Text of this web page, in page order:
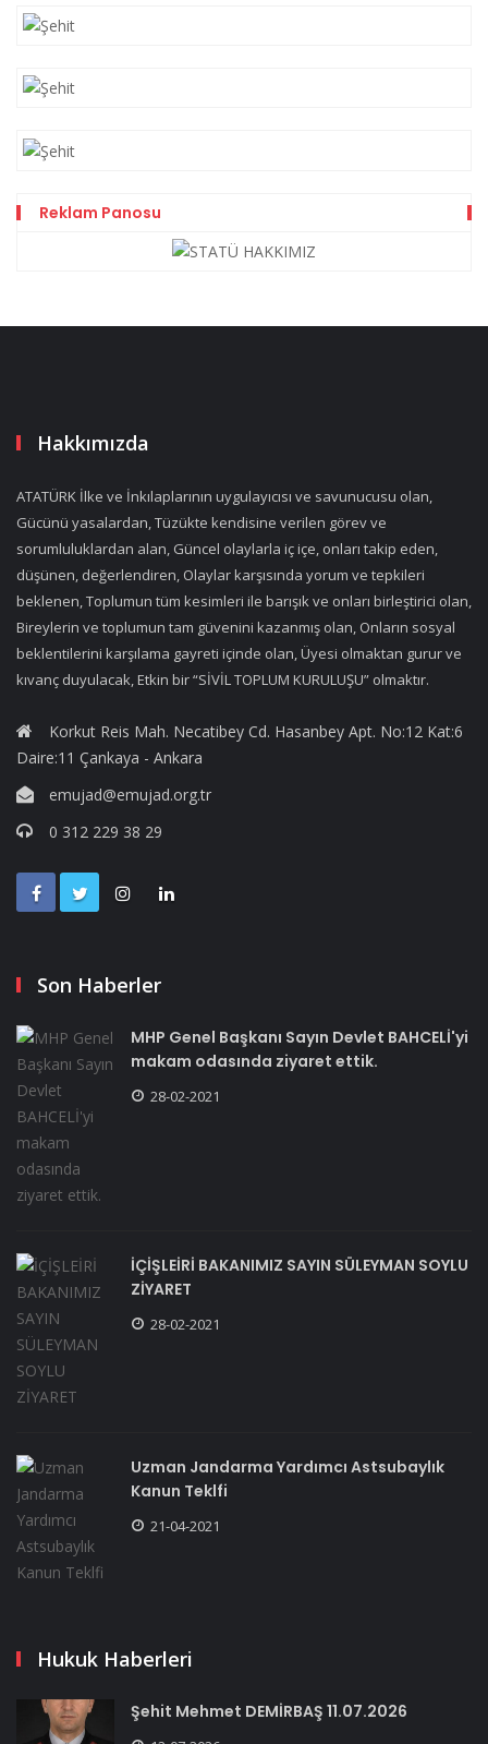
Reklam Panosu
Hakkımızda
ATATÜRK İlke ve İnkılaplarının uygulayıcısı ve savunucusu olan,
Gücünü yasalardan, Tüzükte kendisine verilen görev ve
sorumluluklardan alan, Güncel olaylarla iç içe, onları takip eden,
düşünen, değerlendiren, Olaylar karşısında yorum ve tepkileri
beklenen, Toplumun tüm kesimleri ile barışık ve onları birleştirici olan,
Bireylerin ve toplumun tam güvenini kazanmış olan, Onların sosyal
beklentilerini karşılama gayreti içinde olan, Üyesi olmaktan gurur ve
kıvanç duyulacak, Etkin bir “SİVİL TOPLUM KURULUŞU” olmaktır.
Korkut Reis Mah. Necatibey Cd. Hasanbey Apt. No:12 Kat:6
Daire:11 Çankaya - Ankara
emujad@emujad.org.tr
0 312 229 38 29
Son Haberler
MHP Genel Başkanı Sayın Devlet BAHCELİ'yi
makam odasında ziyaret ettik.
28-02-2021
İÇİŞLEİRİ BAKANIMIZ SAYIN SÜLEYMAN SOYLU
ZİYARET
28-02-2021
Uzman Jandarma Yardımcı Astsubaylık
Kanun Teklfi
21-04-2021
Hukuk Haberleri
Şehit Mehmet DEMİRBAŞ 11.07.2026